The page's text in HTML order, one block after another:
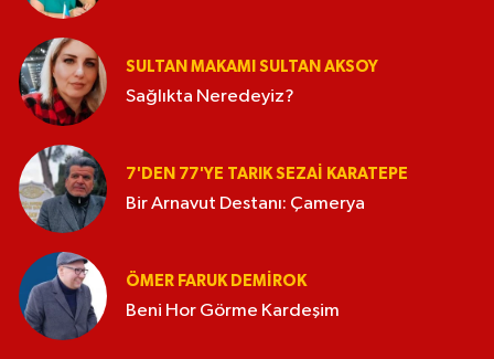
SULTAN MAKAMI SULTAN AKSOY
Sağlıkta Neredeyiz?
7'DEN 77'YE TARIK SEZAI KARATEPE
Bir Arnavut Destanı: Çamerya
ÖMER FARUK DEMIROK
Beni Hor Görme Kardeşim